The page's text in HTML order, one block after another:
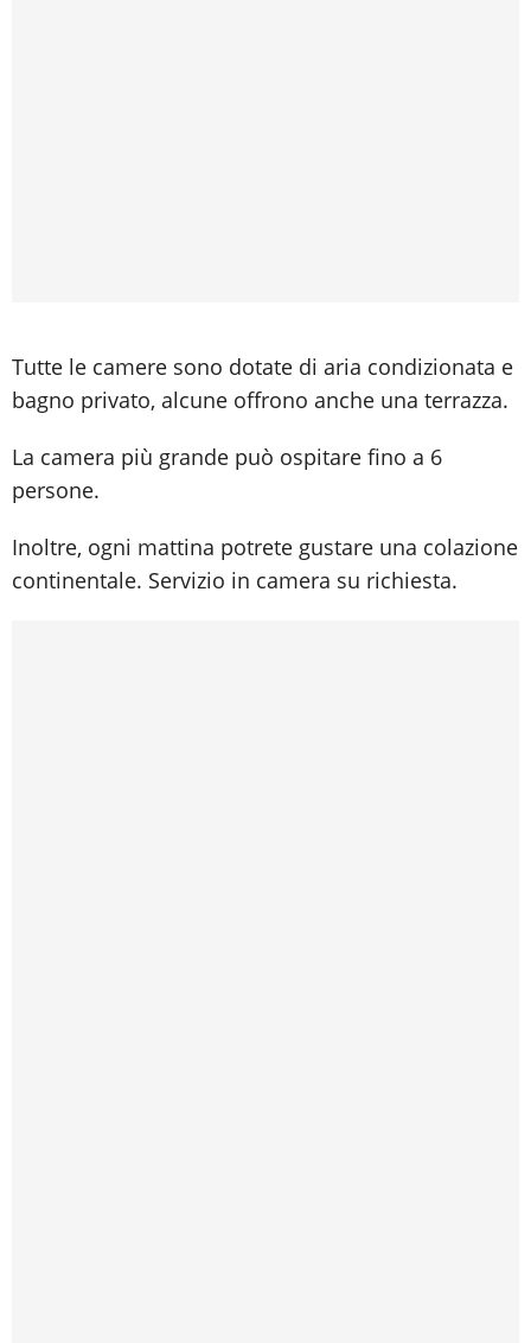
Tutte le camere sono dotate di aria condizionata e
bagno privato, alcune offrono anche una terrazza.
La camera più grande può ospitare fino a 6
persone.
Inoltre, ogni mattina potrete gustare una colazione
continentale. Servizio in camera su richiesta.